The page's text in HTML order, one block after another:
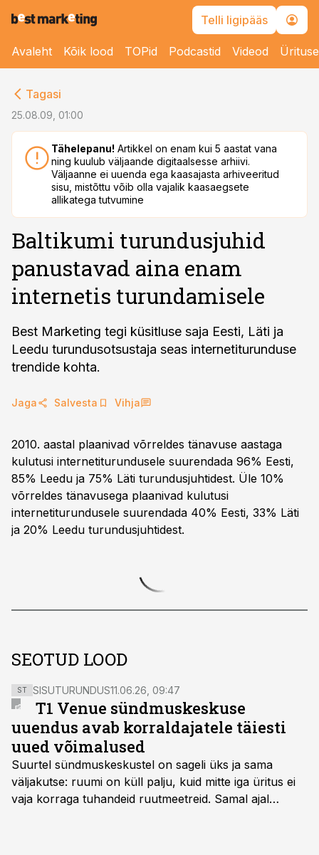
Telli ligipääs
Avaleht Kõik lood TOPid Podcastid Videod
Tagasi
25.08.09, 01:00
Tähelepanu! Artikkel on enam kui 5 aastat vana
ning kuulub väljaande digitaalsesse arhiivi.
Väljaanne ei uuenda ega kaasajasta arhiveeritud
sisu, mistõttu võib olla vajalik kaasaegsete
allikatega tutvumine
Baltikumi turundusjuhid
panustavad aina enam
internetis turundamisele
Best Marketing tegi küsitluse saja Eesti, Läti ja
Leedu turundusotsustaja seas internetiturunduse
trendide kohta.
Jaga Salvesta Vihja
2010. aastal plaanivad võrreldes tänavuse aastaga
kulutusi internetiturundusele suurendada 96% Eesti,
85% Leedu ja 75% Läti turundusjuhtidest. Üle 10%
võrreldes tänavusega plaanivad kulutusi
internetiturundusele suurendada 40% Eesti, 33% Läti
ja 20% Leedu turundusjuhtidest.
SEOTUD LOOD
ST SISUTURUNDUS11.06.26, 09:47
T1 Venue sündmuskeskuse
uuendus avab korraldajatele täiesti
uued võimalused
Suurtel sündmuskeskustel on sageli üks ja sama
väljakutse: ruumi on küll palju, kuid mitte iga üritus ei
vaja korraga tuhandeid ruutmeetreid. Samal ajal